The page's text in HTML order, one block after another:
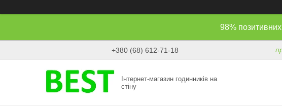
98%
+380 (68) 612-71-18
Інтернет-магазин годинників на
стіну